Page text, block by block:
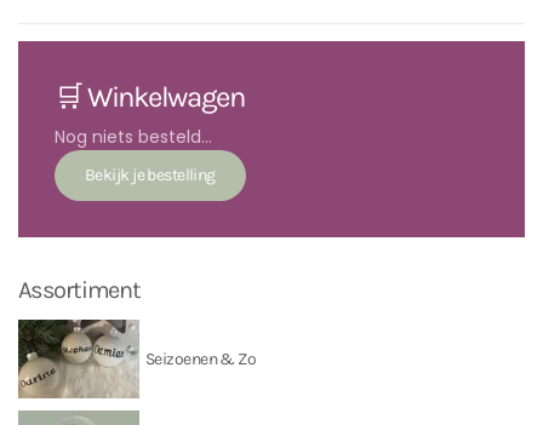
🛒 Winkelwagen
Nog niets besteld...
Assortiment
Seizoenen & Zo